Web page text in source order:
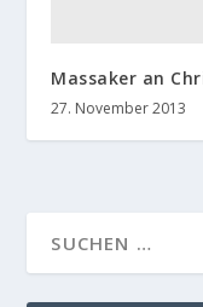
Massaker an
27. November 2013